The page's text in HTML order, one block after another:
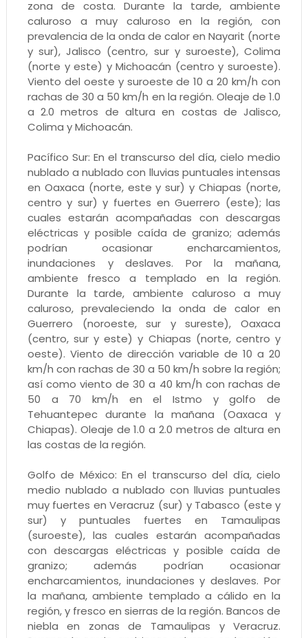
zona de costa. Durante la tarde, ambiente
caluroso a muy caluroso en la región, con
prevalencia de la onda de calor en Nayarit (norte
y sur), Jalisco (centro, sur y suroeste), Colima
(norte y este) y Michoacán (centro y suroeste).
Viento del oeste y suroeste de 10 a 20 km/h con
rachas de 30 a 50 km/h en la región. Oleaje de 1.0
a 2.0 metros de altura en costas de Jalisco,
Colima y Michoacán.
Pacífico Sur: En el transcurso del día, cielo medio
nublado a nublado con lluvias puntuales intensas
en Oaxaca (norte, este y sur) y Chiapas (norte,
centro y sur) y fuertes en Guerrero (este); las
cuales estarán acompañadas con descargas
eléctricas y posible caída de granizo; además
podrían ocasionar encharcamientos,
inundaciones y deslaves. Por la mañana,
ambiente fresco a templado en la región.
Durante la tarde, ambiente caluroso a muy
caluroso, prevaleciendo la onda de calor en
Guerrero (noroeste, sur y sureste), Oaxaca
(centro, sur y este) y Chiapas (norte, centro y
oeste). Viento de dirección variable de 10 a 20
km/h con rachas de 30 a 50 km/h sobre la región;
así como viento de 30 a 40 km/h con rachas de
50 a 70 km/h en el Istmo y golfo de
Tehuantepec durante la mañana (Oaxaca y
Chiapas). Oleaje de 1.0 a 2.0 metros de altura en
las costas de la región.
Golfo de México: En el transcurso del día, cielo
medio nublado a nublado con lluvias puntuales
muy fuertes en Veracruz (sur) y Tabasco (este y
sur) y puntuales fuertes en Tamaulipas
(suroeste), las cuales estarán acompañadas
con descargas eléctricas y posible caída de
granizo; además podrían ocasionar
encharcamientos, inundaciones y deslaves. Por
la mañana, ambiente templado a cálido en la
región, y fresco en sierras de la región. Bancos de
niebla en zonas de Tamaulipas y Veracruz.